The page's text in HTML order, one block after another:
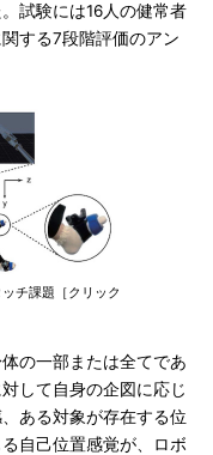
試験には16人の健常者
する7段階評価のアン
チ課題［クリック
の一部または全てであ
して自身の企図に応じ
ある対象が存在する位
自己位置感覚が、ロボ